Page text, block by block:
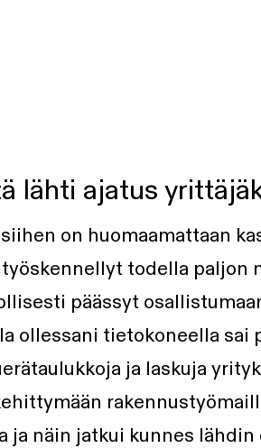
lähti ajatus
siihen on huomaamattaan
todella paljon
päässyt
ollessani tietokoneella sai
ja laskuja
ja näin jatkui kunnes